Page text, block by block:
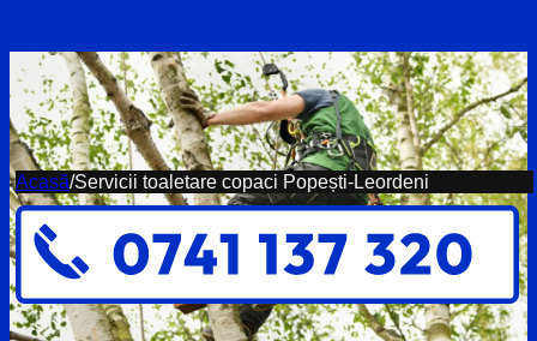
Acasă/Servicii toaletare copaci Popești-Leordeni